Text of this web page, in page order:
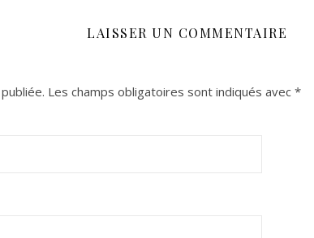
LAISSER UN COMMENTAIRE
Les champs obligatoires sont indiqués avec *